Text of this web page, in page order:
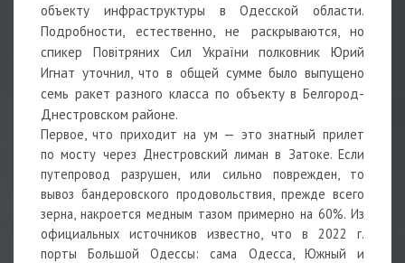
объекту инфраструктуры в Одесской области.
Подробности, естественно, не раскрываются, но
спикер Повітряних Сил України полковник Юрий
Игнат уточнил, что в общей сумме было выпущено
семь ракет разного класса по объекту в Белгород-
Днестровском районе.
Первое, что приходит на ум — это знатный прилет
по мосту через Днестровский лиман в Затоке. Если
путепровод разрушен, или сильно поврежден, то
вывоз бандеровского продовольствия, прежде всего
зерна, накроется медным тазом примерно на 60%. Из
официальных источников известно, что в 2022 г.
порты Большой Одессы: сама Одесса, Южный и